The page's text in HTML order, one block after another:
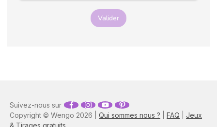
Valider
Copyright © Wengo 2026 | Qui sommes nous ? FAQ
Jeux
Suivez-nous sur